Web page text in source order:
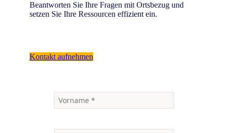
Beantworten Sie Ihre Fragen mit Ortsbezug und
setzen Sie Ihre Ressourcen effizient ein.
Kontakt aufnehmen